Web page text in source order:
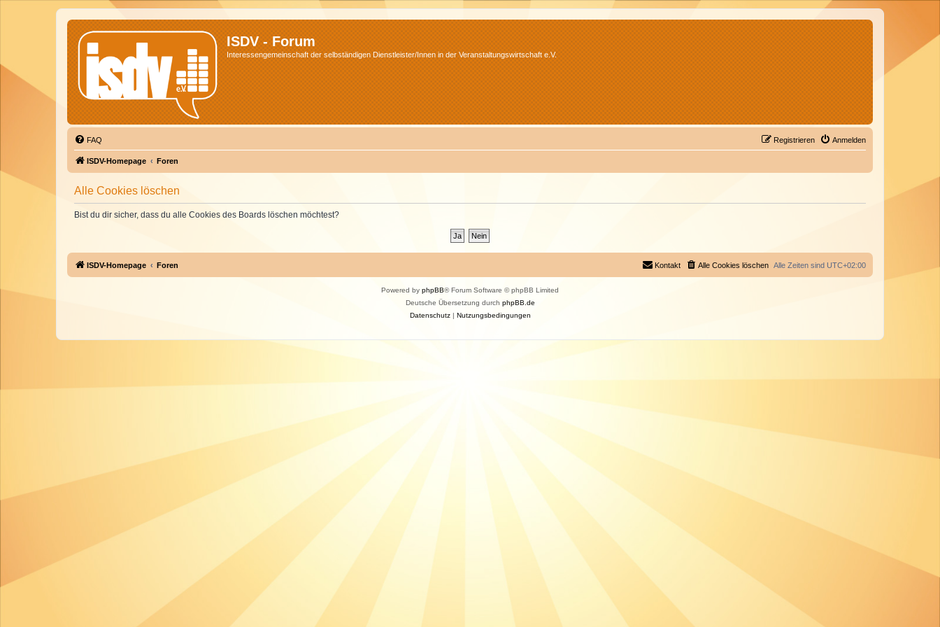
ISDV - Forum
Interessengemeinschaft der selbständigen Dienstleister/Innen in der Veranstaltungswirtschaft e.V.
FAQ Anmelden
Registrieren
ISDV-Homepage Foren
Alle Cookies löschen
Bist du dir sicher, dass du alle Cookies des Boards löschen möchtest?
ISDV-Homepage Foren Alle Zeiten sind UTC+02:00
Alle Cookies löschen
Kontakt
Powered by phpBB® Forum Software © phpBB Limited
Deutsche Übersetzung durch phpBB.de
Datenschutz| Nutzungsbedingungen